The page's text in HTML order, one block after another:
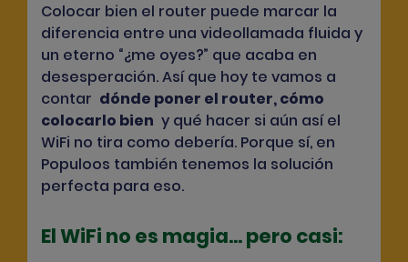
Colocar bien el router puede marcar la
diferencia entre una videollamada fluida y
un eterno “¿me oyes?” que acaba en
desesperación. Así que hoy te vamos a
contar dónde poner el router, cómo
colocarlo bien y qué hacer si aún así el
WiFi no tira como debería. Porque sí, en
Populoos también tenemos la solución
perfecta para eso.
El WiFi no es magia... pero casi: